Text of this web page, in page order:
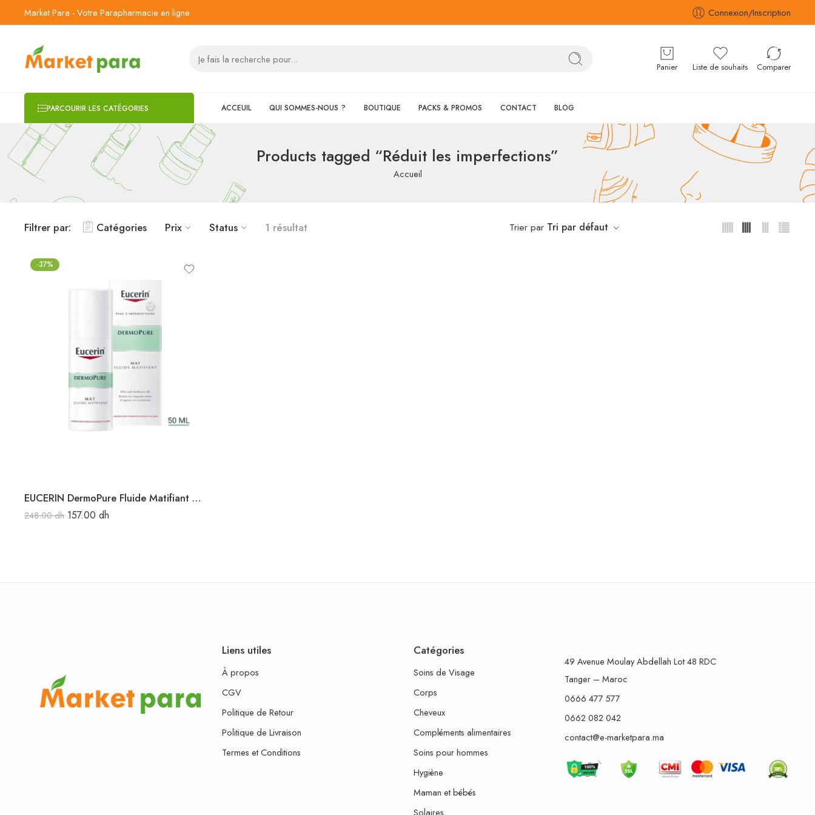
Market Para - Votre Parapharmacie en ligne Connexion/Inscription
Panier Liste de souhaits Comparer
PARCOURIR LES CATÉGORIES ACCEUIL QUI SOMMES-NOUS ? BOUTIQUE PACKS & PROMOS CONTACT BLOG
Products tagged “Réduit les imperfections”
Accueil
Filtrer par: Catégories Prix Status 1 résultat Trier par Tri par défaut
-37%
EUCERIN DermoPure Fluide Matifiant 50ML
248.00dh 157.00 dh
Liens utiles
À propos
CGV
Politique de Retour
Politique de Livraison
Termes et Conditions
Catégories
Soins de Visage
Corps
Cheveux
Compléments alimentaires
Soins pour hommes
Hygiène
Maman et bébés
Solaires
49 Avenue Moulay Abdellah Lot 48 RDC
Tanger – Maroc
0666 477 577
0662 082 042
contact@e-marketpara.ma